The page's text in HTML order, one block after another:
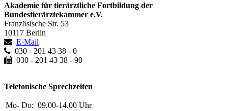
Akademie für tierärztliche Fortbildung der
Bundestierärztekammer e.V.
Französische Str. 53
10117 Berlin
E-Mail
030 - 201 43 38 - 0
030 - 201 43 38 - 90
Telefonische Sprechzeiten
Mo- Do: 09.00-14.00 Uhr